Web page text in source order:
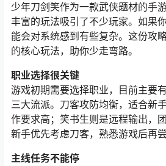
少年刀剑笑作为一款武侠题材的手
丰富的玩法吸引了不少玩家。如果
能会对系统感到有些复杂。这份攻
的核心玩法，助你少走弯路。
职业选择很关键
游戏初期需要选择职业，目前主要
三大流派。刀客攻防均衡，适合新
作要求高；笑书生则是远程输出，
新手优先考虑刀客，熟悉游戏后再
主线任务不能停